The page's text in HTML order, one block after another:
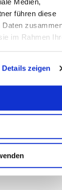
Medien,
führen diese
Daten
im Rahmen
Details zeigen
PDF